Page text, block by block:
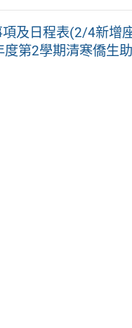
及日程表(2/4新增
第2學期清寒僑生